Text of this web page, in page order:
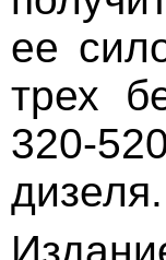
ее
трех
320-
дизеля.